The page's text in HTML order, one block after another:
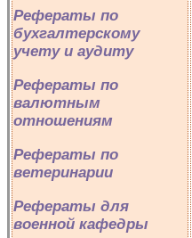
Рефераты по
бухгалтерскому
учету и аудиту
Рефераты по
валютным
отношениям
Рефераты по
ветеринарии
Рефераты для
военной кафедры